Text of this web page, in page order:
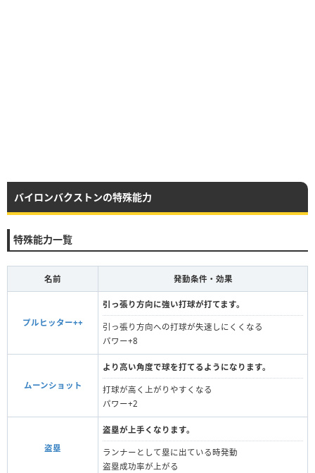
バイロンバクストンの特殊能力
特殊能力一覧
名前 発動条件・効果
プルヒッター++
引っ張り方向に強い打球が打てます。
引っ張り方向への打球が失速しにくくなる
パワー+8
ムーンショット
より高い角度で球を打てるようになります。
打球が高く上がりやすくなる
パワー+2
盗塁
盗塁が上手くなります。
ランナーとして塁に出ている時発動
盗塁成功率が上がる